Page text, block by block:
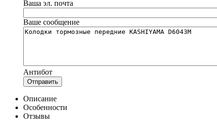
Ваша эл. почта
Ваше сообщение
Антибот
Отправить
Описание
Особенности
Отзывы